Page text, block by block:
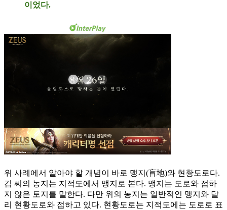
이었다.
위 사례에서 알아야 할 개념이 바로 맹지(盲地)와 현황도로다.
김 씨의 농지는 지적도에서 맹지로 본다. 맹지는 도로와 접하
지 않은 토지를 말한다. 다만 위의 농지는 일반적인 맹지와 달
리 현황도로와 접하고 있다. 현황도로는 지적도에는 도로로 표